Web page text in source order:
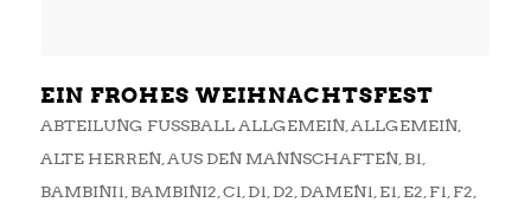
EIN FROHES WEIHNACHTSFEST
ABTEILUNG FUSSBALL ALLGEMEIN ,ALLGEMEIN,
ALTE HERREN,AUS DEN MANNSCHAFTEN,B1,
BAMBINI1,BAMBINI2,C1,D1,D2,DAMEN1,E1,E2,F1,F2,